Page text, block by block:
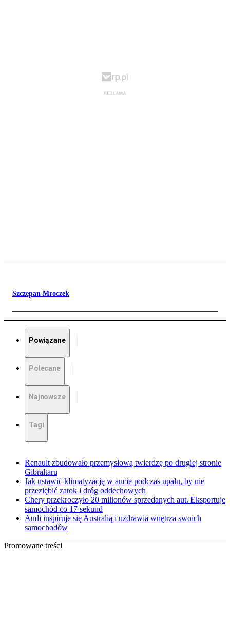
Szczepan Mroczek
Powiązane
Polecane
Najnowsze
Tagi
Renault zbudowało przemysłową twierdzę po drugiej stronie
Gibraltaru
Jak ustawić klimatyzację w aucie podczas upału, by nie
przeziębić zatok i dróg oddechowych
Chery przekroczyło 20 milionów sprzedanych aut. Eksportuje
samochód co 17 sekund
Audi inspiruje się Australią i uzdrawia wnętrza swoich
samochodów
Promowane treści